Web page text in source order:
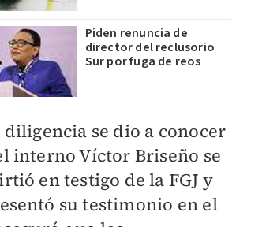
Piden renuncia de
director del reclusorio
Sur por fuga de reos
diligencia se dio a conocer
interno Víctor Briseño se
en testigo de la FGJ y
su testimonio en el